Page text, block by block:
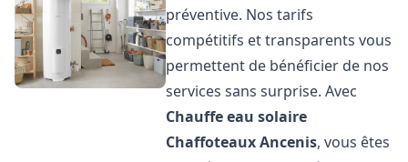
préventive. Nos tarifs
compétitifs et transparents vous
permettent de bénéficier de nos
services sans surprise. Avec
Chauffe eau solaire
ChaffoteauxAncenis, vous êtes